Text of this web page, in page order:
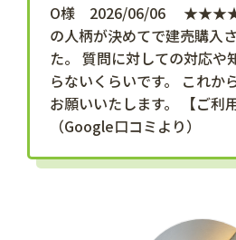
O様 2026/06/06
の人柄が決めてで建売購入
た。 質問に対しての対応や
らないくらいです。 これか
お願いいたします。 【ご利
（Google口コミより）